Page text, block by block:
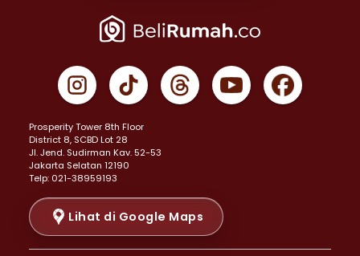
Properti Dijual di Jakarta Pusat >
Properti Dijual di Gambir >
Properti Dijual di Johar Baru >
Properti Dijual di Menteng >
Properti Dijual di Senen >
Properti Dijual di Tanah Abang >
Properti Dijual di Cikini >
Properti Dijual di Kramat >
Properti Dijual di Pasar Baru >
Properti Dijual di Bendungan Hilir >
Prosperity Tower 8th Floor
District 8, SCBD Lot 28
JI. Jend. Sudirman Kav. 52-53
Jakarta Selatan 12190
Telp: 021-38959193
Lihat di Google Maps